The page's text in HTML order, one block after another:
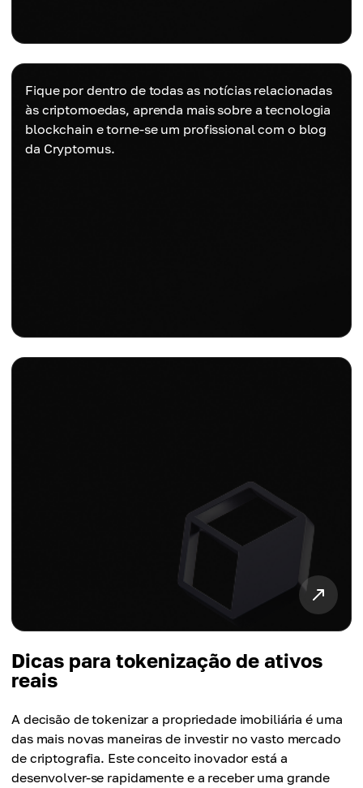
Fique por dentro de todas as notícias relacionadas
às criptomoedas, aprenda mais sobre a tecnologia
blockchain e torne-se um profissional com o blog
da Cryptomus.
Dicas para tokenização de ativos
reais
A decisão de tokenizar a propriedade imobiliária é uma
das mais novas maneiras de investir no vasto mercado
de criptografia. Este conceito inovador está a
desenvolver-se rapidamente e a receber uma grande